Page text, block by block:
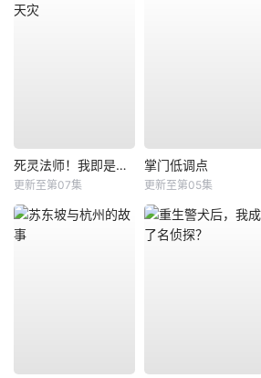
死灵法师！我即是天灾
更新至第07集
掌门低调点
更新至第05集